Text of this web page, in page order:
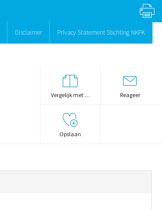
Disclaimer Privacy Statement Stichting NKFK
Vergelijk met … Reageer
Opslaan